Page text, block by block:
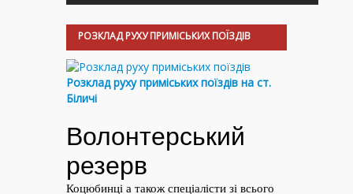
РОЗКЛАД РУХУ ПРИМІСЬКИХ ПОЇЗДІВ
Розклад руху приміських поїздів на ст.
Біличі